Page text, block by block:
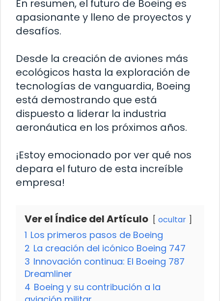
En resumen, el futuro de Boeing es
apasionante y lleno de proyectos y
desafíos.
Desde la creación de aviones más
ecológicos hasta la exploración de
tecnologías de vanguardia, Boeing
está demostrando que está
dispuesto a liderar la industria
aeronáutica en los próximos años.
¡Estoy emocionado por ver qué nos
depara el futuro de esta increíble
empresa!
Ver el Índice del Artículo ocultar
1 Los primeros pasos de Boeing
2 La creación del icónico Boeing 747
3 Innovación continua: El Boeing 787
Dreamliner
4 Boeing y su contribución a la